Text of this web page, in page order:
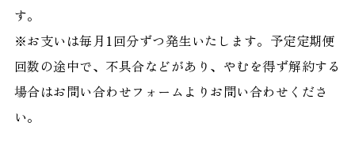
す。
※お支いは毎月1回分ずつ発生いたします。予定定期便
回数の途中で、不具合などがあり、やむを得ず解約する
場合はお問い合わせフォームよりお問い合わせくださ
い。